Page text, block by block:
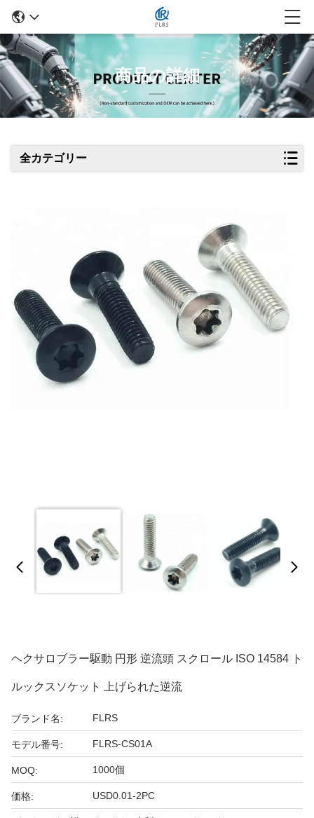
商品の詳細
全カテゴリー
ヘクサロブラー駆動 円形 逆流頭 スクロール ISO 14584 ト
ルックスソケット 上げられた逆流
ブランド名: FLRS
モデル番号: FLRS-CS01A
MOQ: 1000個
価格: USD0.01-2PC